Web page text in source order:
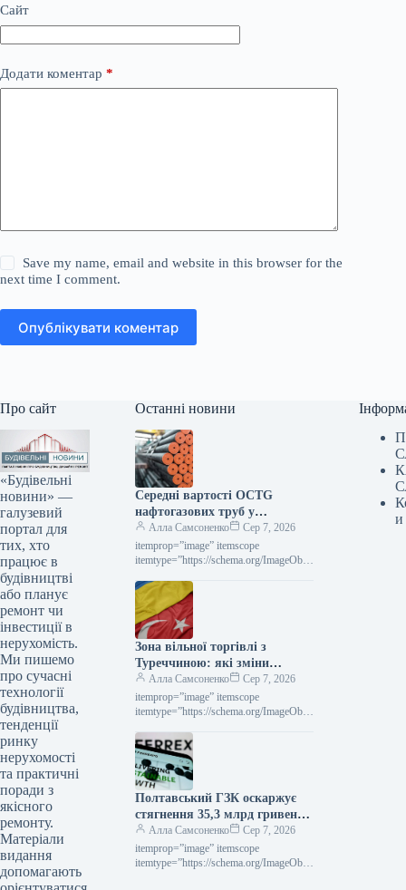
Сайт
Додати коментар *
Save my name, email and website in this browser for the
next time I comment.
Опублікувати коментар
Про сайт
«Будівельні
новини» —
галузевий
портал для
тих, хто
працює в
будівництві
або планує
ремонт чи
інвестиції в
нерухомість.
Ми пишемо
про сучасні
технології
будівництва,
тенденції
ринку
нерухомості
та практичні
поради з
якісного
ремонту.
Матеріали
видання
допомагають
Останні новини
Середні вартості OCTG
нафтогазових труб у
Сполучених Штатах у липні
залишалися незмінними,
досягнувши позначки $2563 за
Алла Самсоненко
Сер 7, 2026
itemprop=”image” itemscope
itemtype=”https://schema.org/ImageObje
Глобальний ринок ціни на прокат
Роздрукувати 297 06 Серпня 2026
Середні ціни на нафтогазові труби…
Зона вільної торгівлі з
Туреччиною: які зміни
чекають на українське
металоведення
Алла Самсоненко
Сер 7, 2026
itemprop=”image” itemscope
itemtype=”https://schema.org/ImageObje
СтаттіІндустріяторгівляРоздрукувати
7106 Серпня 2026 ЗВТ із Туреччиною:
що зміниться для української
металопродукції Читайте на
русскомRead in…
Полтавський ГЗК оскаржує
стягнення 35,3 млрд гривень
за невиконання норм
валютного регулювання.
Алла Самсоненко
Сер 7, 2026
itemprop=”image” itemscope
itemtype=”https://schema.org/ImageObje
и